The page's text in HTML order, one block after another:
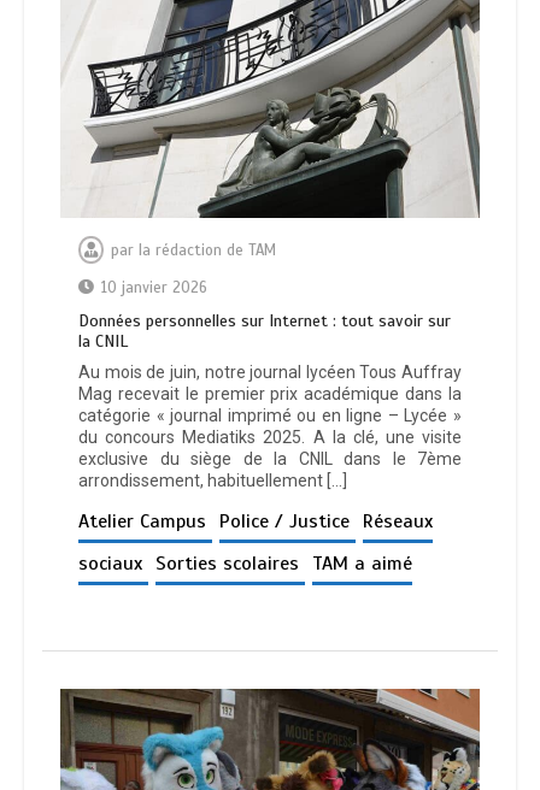
par la rédaction de TAM
10 janvier 2026
Données personnelles sur Internet : tout savoir sur
la CNIL
Au mois de juin, notre journal lycéen Tous Auffray
Mag recevait le premier prix académique dans la
catégorie « journal imprimé ou en ligne – Lycée »
du concours Mediatiks 2025. A la clé, une visite
exclusive du siège de la CNIL dans le 7ème
arrondissement, habituellement […]
Atelier Campus Police / Justice Réseaux
sociaux Sorties scolaires TAM a aimé